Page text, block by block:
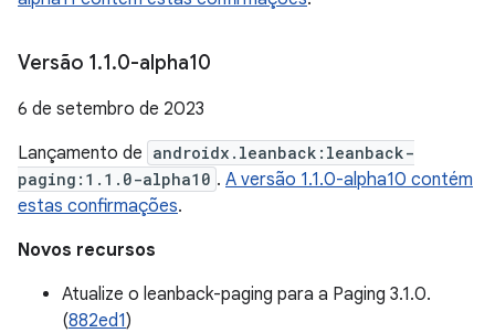
Versão 1.1.0-alpha10
6 de setembro de 2023
Lançamento de androidx.leanback:leanback-
paging:1.1.0-alpha10 . A versão 1.1.0-alpha10 contém
estas confirmações.
Novos recursos
Atualize o leanback-paging para a Paging 3.1.0.
(882ed1)